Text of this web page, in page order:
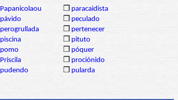
Papanicolaou ❒ paracaidista
pávido ❒ peculado
perogrullada ❒ pertenecer
piscina ❒ pituto
pomo ❒ póquer
Priscila ❒ prociónido
pudendo ❒ pularda